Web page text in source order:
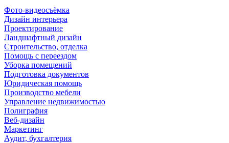
Фото-видеосъёмка
Дизайн интерьера
Проектирование
Ландшафтный дизайн
Строительство, отделка
Помощь с переездом
Уборка помещений
Подготовка документов
Юридическая помощь
Производство мебели
Управление недвижимостью
Полиграфия
Веб-дизайн
Маркетинг
Аудит, бухгалтерия